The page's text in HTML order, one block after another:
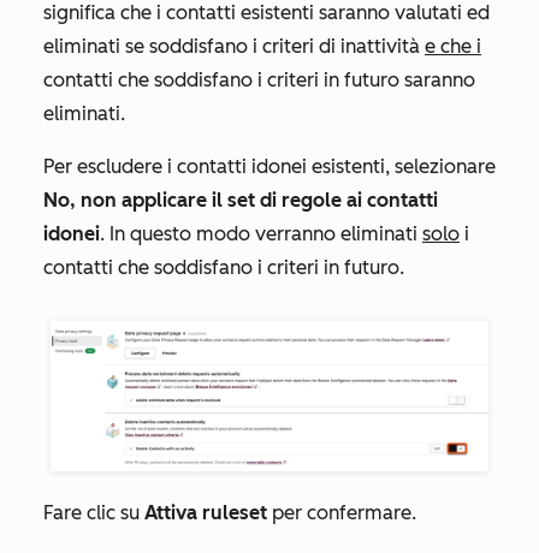
significa che i contatti esistenti saranno valutati ed
eliminati se soddisfano i criteri di inattività e che i
contatti che soddisfano i criteri in futuro saranno
eliminati.
Per escludere i contatti idonei esistenti, selezionare
No, non applicare il set di regole ai contatti
idonei. In questo modo verranno eliminati solo i
contatti che soddisfano i criteri in futuro.
Fare clic su Attiva ruleset per confermare.